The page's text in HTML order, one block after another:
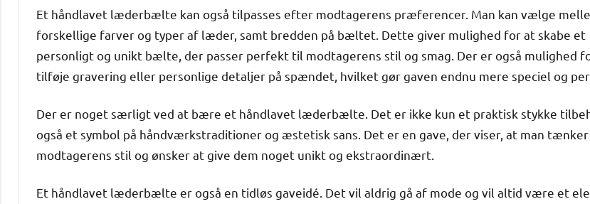
Et håndlavet læderbælte kan også tilpasses efter modtagerens præferencer. Man kan vælge
forskellige farver og typer af læder, samt bredden på bæltet. Dette giver mulighed for at skabe et
personligt og unikt bælte, der passer perfekt til modtagerens stil og smag. Der er også mulighed
tilføje gravering eller personlige detaljer på spændet, hvilket gør gaven endnu mere speciel og
Der er noget særligt ved at bære et håndlavet læderbælte. Det er ikke kun et praktisk stykke
også et symbol på håndværkstraditioner og æstetisk sans. Det er en gave, der viser, at man tænker
modtagerens stil og ønsker at give dem noget unikt og ekstraordinært.
Et håndlavet læderbælte er også en tidløs gaveidé. Det vil aldrig gå af mode og vil altid være et